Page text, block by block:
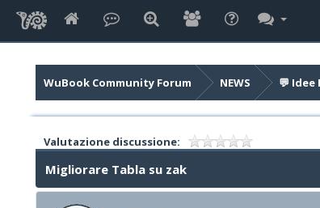
WuBook Community Forum NEWS 💬
Valutazione discussione:
Migliorare Tabla su zak